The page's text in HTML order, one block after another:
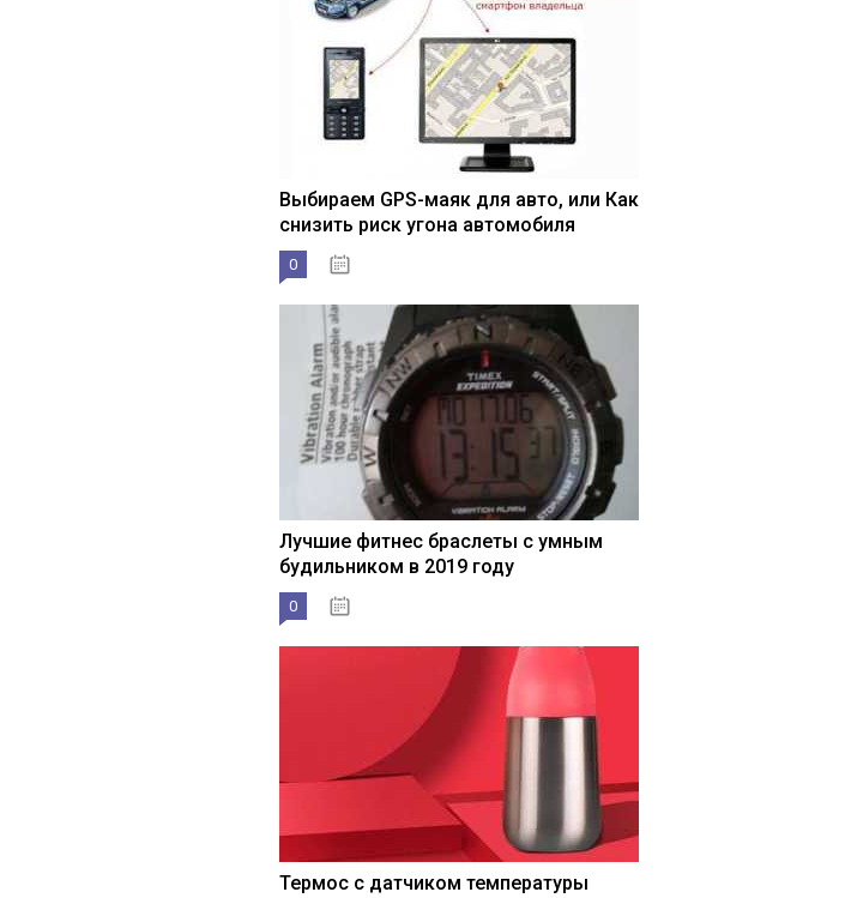
Выбираем GPS-маяк для авто, или Как
снизить риск угона автомобиля
0
Лучшие фитнес браслеты с умным
будильником в 2019 году
0
Термос с датчиком температуры